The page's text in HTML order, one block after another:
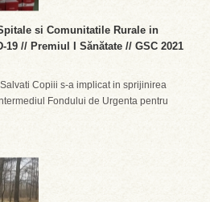
si Comunitatile Rurale in
// Premiul I Sănătate // GSC 2021
Copiii s-a implicat in sprijinirea
Fondului de Urgenta pentru